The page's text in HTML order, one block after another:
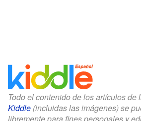
Todo el contenido de los artículos de
Kiddle (incluidas las imágenes) se